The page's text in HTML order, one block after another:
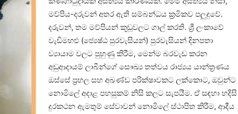
මව්පිය-දරුවන් අතර ඇති සම්බන්ධය ක්‍රමිකව පලුදුවේ.
දරුවන්, තම මව්පියන් කූඩූවලට ගාල් කරති. ශ්‍රී ලංකාවේ
වැඩිමහළු (ජ්‍යෙෂ්ඨ පුරවැසියන්) පුරවැසියන් දිනපතා
ව්‍යායාම වලට පුහුණු කිරීම, මෙන්ම බරවැඩ කරන
අඩුආදායම් ලාබීන්ගේ සෞඛ්‍ය තත්වය රාජ්‍යය යාන්ත්‍රණය
ඔස්සේ ප්‍රභල සහ අඛණ්ඩ පරික්ෂාවකට ලක්කොට, ඔවුන්ට
නොමිලේ අදාළ පහසුකම් නිසි කලට සැපයීම. ඒ සඳහා හදිසි
දුරකථන ඇමතුම් සේවාවන් නොමිලේ ස්ථාපිත කිරීම, ආදීය